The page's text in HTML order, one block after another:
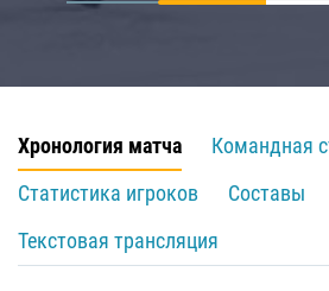
Хронология матча
Командная
Статистика игроков
Составы
Текстовая трансляция